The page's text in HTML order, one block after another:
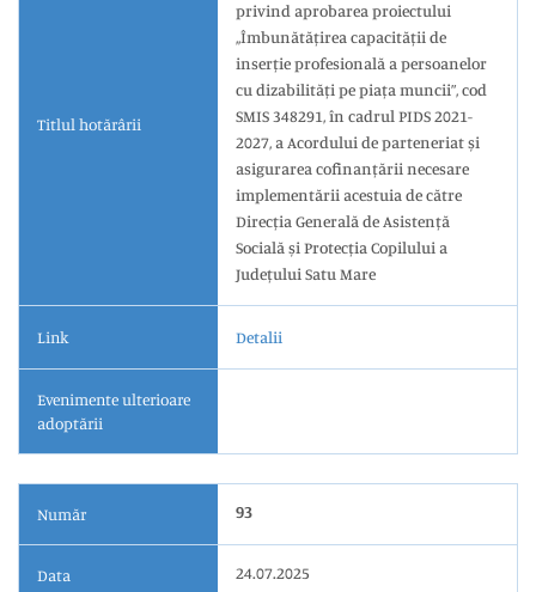
Titlul hotărârii
privind aprobarea proiectului
,,Îmbunătățirea capacității de
inserție profesională a persoanelor
cu dizabilități pe piața muncii”, cod
SMIS 348291, în cadrul PIDS 2021-
2027, a Acordului de parteneriat și
asigurarea cofinanțării necesare
implementării acestuia de către
Direcția Generală de Asistență
Socială și Protecția Copilului a
Județului Satu Mare
Link Detalii
Evenimente ulterioare
adoptării
Număr 93
Data 24.07.2025